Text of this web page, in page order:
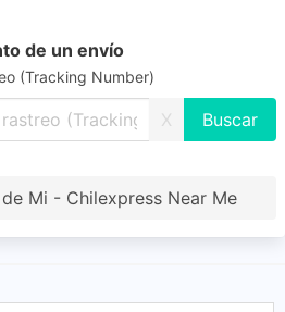
de un envío
(Tracking Number)
X
Mi - Chilexpress Near Me